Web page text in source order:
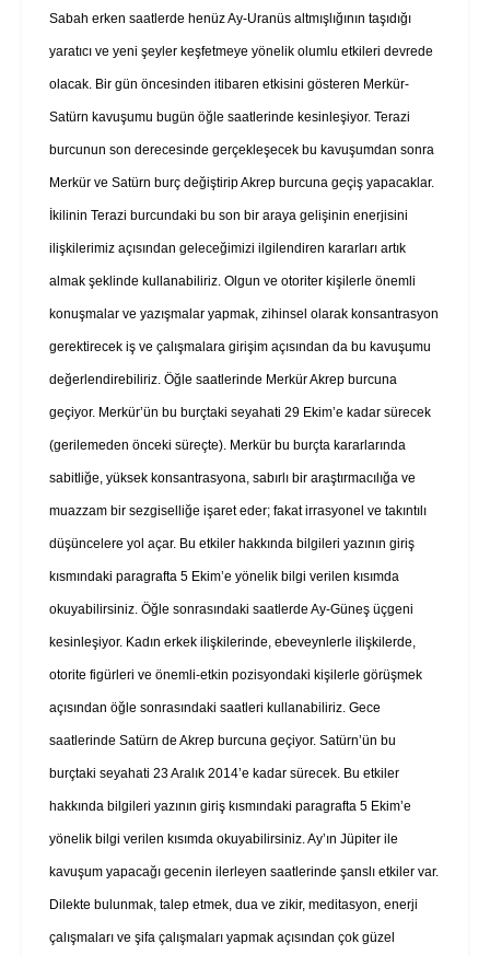
Sabah erken saatlerde henüz Ay-Uranüs altmışlığının taşıdığı
yaratıcı ve yeni şeyler keşfetmeye yönelik olumlu etkileri devrede
olacak. Bir gün öncesinden itibaren etkisini gösteren Merkür-
Satürn kavuşumu bugün öğle saatlerinde kesinleşiyor. Terazi
burcunun son derecesinde gerçekleşecek bu kavuşumdan sonra
Merkür ve Satürn burç değiştirip Akrep burcuna geçiş yapacaklar.
İkilinin Terazi burcundaki bu son bir araya gelişinin enerjisini
ilişkilerimiz açısından geleceğimizi ilgilendiren kararları artık
almak şeklinde kullanabiliriz. Olgun ve otoriter kişilerle önemli
konuşmalar ve yazışmalar yapmak, zihinsel olarak konsantrasyon
gerektirecek iş ve çalışmalara girişim açısından da bu kavuşumu
değerlendirebiliriz. Öğle saatlerinde Merkür Akrep burcuna
geçiyor. Merkür’ün bu burçtaki seyahati 29 Ekim’e kadar sürecek
(gerilemeden önceki süreçte). Merkür bu burçta kararlarında
sabitliğe, yüksek konsantrasyona, sabırlı bir araştırmacılığa ve
muazzam bir sezgiselliğe işaret eder; fakat irrasyonel ve takıntılı
düşüncelere yol açar. Bu etkiler hakkında bilgileri yazının giriş
kısmındaki paragrafta 5 Ekim’e yönelik bilgi verilen kısımda
okuyabilirsiniz. Öğle sonrasındaki saatlerde Ay-Güneş üçgeni
kesinleşiyor. Kadın erkek ilişkilerinde, ebeveynlerle ilişkilerde,
otorite figürleri ve önemli-etkin pozisyondaki kişilerle görüşmek
açısından öğle sonrasındaki saatleri kullanabiliriz. Gece
saatlerinde Satürn de Akrep burcuna geçiyor. Satürn’ün bu
burçtaki seyahati 23 Aralık 2014’e kadar sürecek. Bu etkiler
hakkında bilgileri yazının giriş kısmındaki paragrafta 5 Ekim’e
yönelik bilgi verilen kısımda okuyabilirsiniz. Ay’ın Jüpiter ile
kavuşum yapacağı gecenin ilerleyen saatlerinde şanslı etkiler var.
Dilekte bulunmak, talep etmek, dua ve zikir, meditasyon, enerji
çalışmaları ve şifa çalışmaları yapmak açısından çok güzel